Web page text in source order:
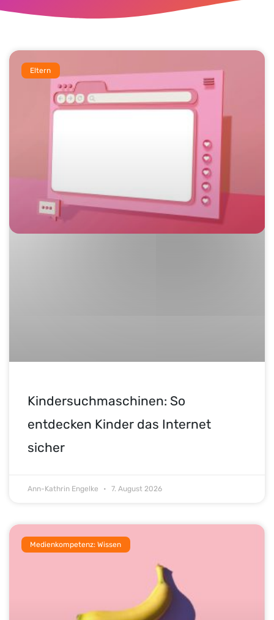
Eltern
Kindersuchmaschinen: So
entdecken Kinder das Internet
sicher
Ann-Kathrin Engelke 7. August 2026
Medienkompetenz: Wissen